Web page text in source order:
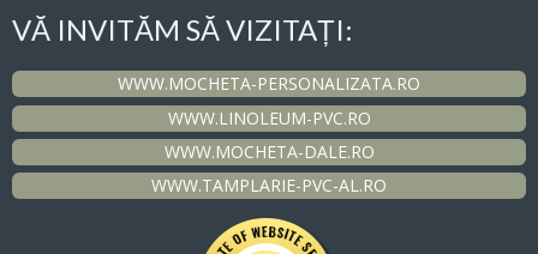
VĂ INVITĂM SĂ VIZITAȚI:
WWW.MOCHETA-PERSONALIZATA.RO
WWW.LINOLEUM-PVC.RO
WWW.MOCHETA-DALE.RO
WWW.TAMPLARIE-PVC-AL.RO